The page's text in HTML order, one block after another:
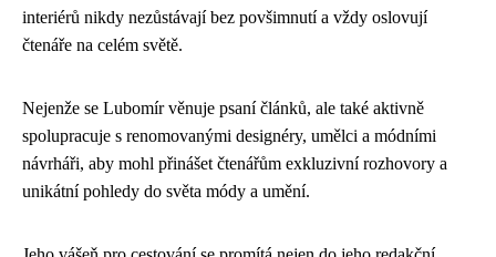
interiérů nikdy nezůstávají bez povšimnutí a vždy oslovují
čtenáře na celém světě.
Nejenže se Lubomír věnuje psaní článků, ale také aktivně
spolupracuje s renomovanými designéry, umělci a módními
návrháři, aby mohl přinášet čtenářům exkluzivní rozhovory a
unikátní pohledy do světa módy a umění.